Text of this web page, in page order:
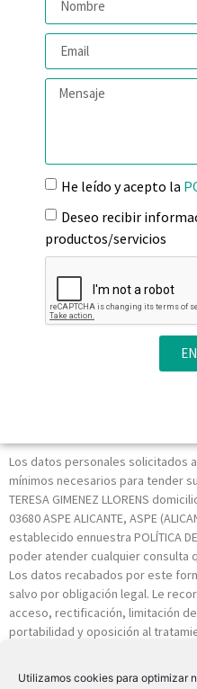
Utilizamos cookies para optimizar
He leído y acepto la
Deseo recibir
productos/servicios
Los datos personales solicitados
mínimos necesarios para tender
TERESA GIMENEZ LLORENS
03680 ASPE ALICANTE, ASPE
establecido ennuestra POLÍTICA
poder atender cualquier consulta
Los datos recabados por este
salvo por obligación legal. Le
acceso, rectificación, limitación
portabilidad y oposición al